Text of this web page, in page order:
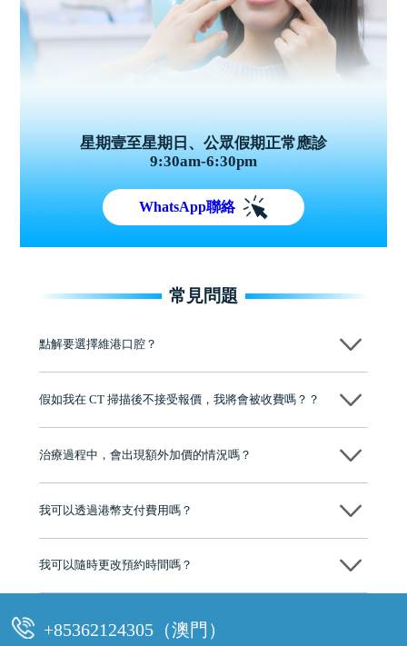
星期壹至星期日、公眾假期正常應診
9:30am-6:30pm
WhatsApp聯絡
常見問題
點解要選擇維港口腔？
維港口腔踐行「醫道濟世」的大學校訓，各分院匯聚來自香港、內地的
牌」、「2025香港企業領袖品牌」，是諾貝爾種植系統全球放心植牙中
至今已服務超過三十個國家和地區的顧客，受到粵港澳大灣區及周邊城
市市民極高的口碑評價及信任推薦 珠海、深圳設有八大分院，香港亦設
有咨詢及服務保障中心，有任何問題都可以隨時預約免費咨詢，讓人十
假如我在 CT 掃描後不接受報價，我將會被收費嗎？？
治療過程中，會出現額外加價的情況嗎？
我可以透過港幣支付費用嗎？
我可以隨時更改預約時間嗎？
可以，請盡早通過wechat或whatsapp聯絡我們，告知我們你原本預約的
+85362124305（澳門）